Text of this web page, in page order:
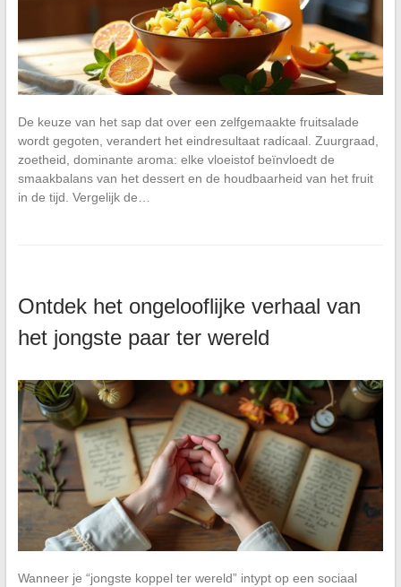
De keuze van het sap dat over een zelfgemaakte fruitsalade
wordt gegoten, verandert het eindresultaat radicaal. Zuurgraad,
zoetheid, dominante aroma: elke vloeistof beïnvloedt de
smaakbalans van het dessert en de houdbaarheid van het fruit
in de tijd. Vergelijk de…
Ontdek het ongelooflijke verhaal van
het jongste paar ter wereld
Wanneer je “jongste koppel ter wereld” intypt op een sociaal